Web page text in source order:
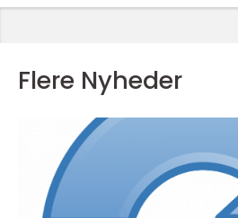
Flere Nyheder